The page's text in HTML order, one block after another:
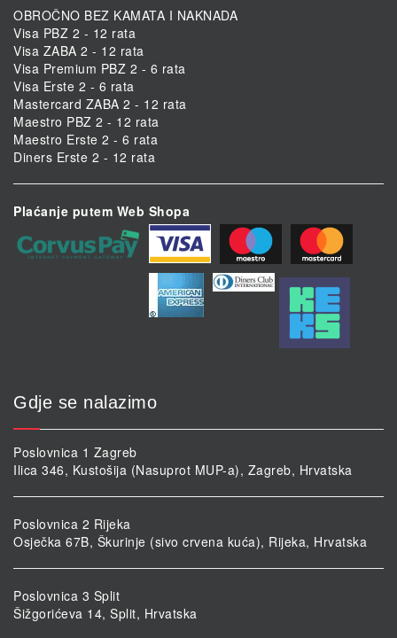
OBROČNO BEZ KAMATA I NAKNADA
Visa PBZ 2 - 12 rata
Visa ZABA 2 - 12 rata
Visa Premium PBZ 2 - 6 rata
Visa Erste 2 - 6 rata
Mastercard ZABA 2 - 12 rata
Maestro PBZ 2 - 12 rata
Maestro Erste 2 - 6 rata
Diners Erste 2 - 12 rata
Plaćanje putem Web Shopa
Gdje se nalazimo
Poslovnica 1 Zagreb
Ilica 346, Kustošija (Nasuprot MUP-a), Zagreb, Hrvatska
Poslovnica 2 Rijeka
Osječka 67B, Škurinje (sivo crvena kuća), Rijeka, Hrvatska
Poslovnica 3 Split
Šižgorićeva 14, Split, Hrvatska